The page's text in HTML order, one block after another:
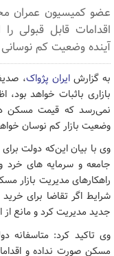
عضو کمیسیون عمران
اقدامات قابل قبولی
آینده وضعیت کم
به گزارشایران پژواک،
بازاری باثبات خواهد بود،
نمی‌رسد که قیمت مسکن
وضعیت بازار کم نوسان
وی با بیان این‌که دولت
جامعه و سرمایه های خرد
راهکارهای مدیریت بازار
شرایط اگر تقاضا برای خرید
جدید مدیریت کرد و مانع
وی تاکید کرد:‌ متاسفانه
مسکن صورت نداده و